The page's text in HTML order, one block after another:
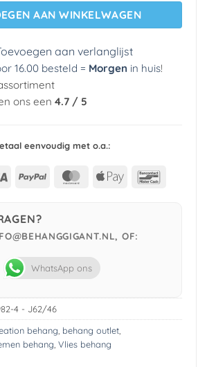
AAN WINKELWAGEN
aan verlanglijst
16.00 besteld = Morgen in huis!
ons een 4.7 / 5
eenvoudig met o.a.:
Visa PayPal MasterCard
Apple
OF:
WhatsApp ons
4 - J62/46
behang behang outlet,
behang Vlies behang